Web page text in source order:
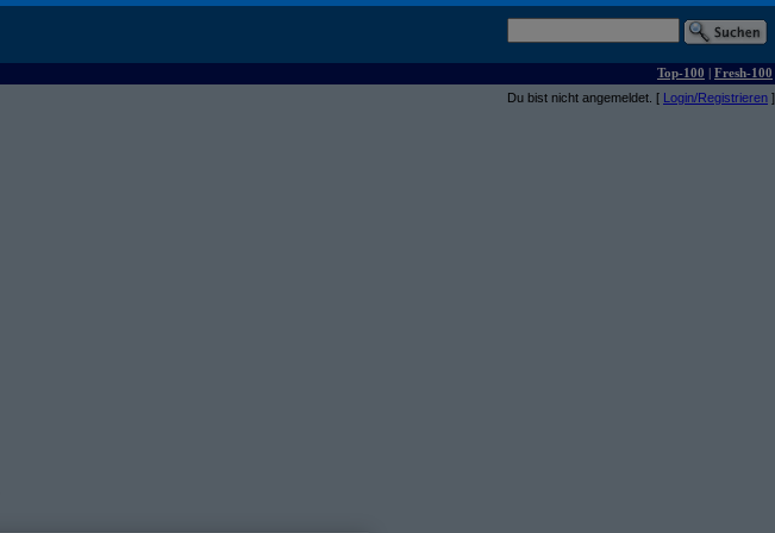
Top-100 | Fresh-100
Du bist nicht angemeldet. [ Login/Registrieren ]